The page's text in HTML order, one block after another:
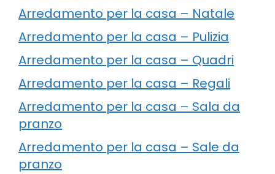
Arredamento per la casa – Natale
Arredamento per la casa – Pulizia
Arredamento per la casa – Quadri
Arredamento per la casa – Regali
Arredamento per la casa – Sala da
pranzo
Arredamento per la casa – Sale da
pranzo